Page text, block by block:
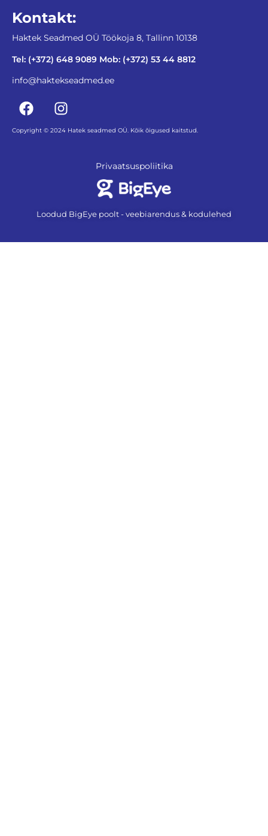
Kontakt:
Haktek Seadmed OÜ Töökoja 8, Tallinn 10138
Tel: (+372) 648 9089 Mob: (+372) 53 44 8812
info@haktekseadmed.ee
Copyright © 2024 Hatek seadmed OÜ. Kõik õigused kaitstud.
Privaatsuspoliitika
Loodud BigEye poolt - veebiarendus & kodulehed